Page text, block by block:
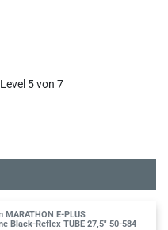
5 von 7
MARATHON E-PLUS
Black-Reflex TUBE 27,5" 50-584